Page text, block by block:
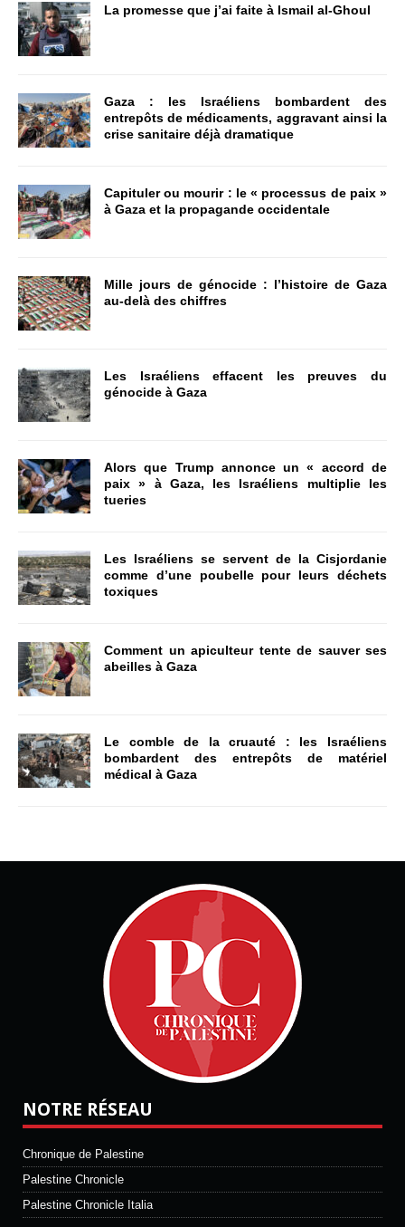
La promesse que j’ai faite à Ismail al-Ghoul
Gaza : les Israéliens bombardent des
entrepôts de médicaments, aggravant ainsi la
crise sanitaire déjà dramatique
Capituler ou mourir : le « processus de paix »
à Gaza et la propagande occidentale
Mille jours de génocide : l’histoire de Gaza
au-delà des chiffres
Les Israéliens effacent les preuves du
génocide à Gaza
Alors que Trump annonce un « accord de
paix » à Gaza, les Israéliens multiplie les
tueries
Les Israéliens se servent de la Cisjordanie
comme d’une poubelle pour leurs déchets
toxiques
Comment un apiculteur tente de sauver ses
abeilles à Gaza
Le comble de la cruauté : les Israéliens
bombardent des entrepôts de matériel
médical à Gaza
NOTRE RÉSEAU
Chronique de Palestine
Palestine Chronicle
Palestine Chronicle Italia